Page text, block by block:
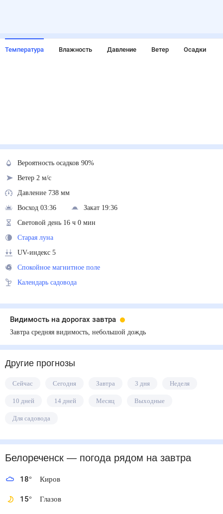
Температура Влажность Давление Ветер Осадки
Вероятность осадков 90%
Ветер 2 м/с
Давление 738 мм
Восход 03:36
Закат 19:36
Световой день 16 ч 0 мин
Старая луна
UV-индекс 5
Спокойное магнитное поле
Календарь садовода
Видимость на дорогах завтра
Завтра средняя видимость, небольшой дождь
Другие прогнозы
Сейчас Сегодня Завтра 3 дня Неделя
10 дней 14 дней Месяц Выходные
Для садовода
Белореченск — погода рядом на завтра
18° Киров
15° Глазов